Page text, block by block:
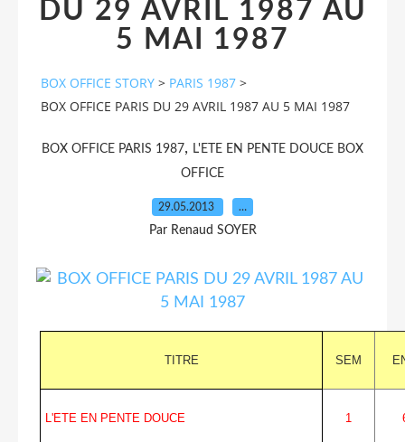
DU 29 AVRIL 1987 AU
5 MAI 1987
BOX OFFICE STORY > PARIS 1987 >
BOX OFFICE PARIS DU 29 AVRIL 1987 AU 5 MAI 1987
BOX OFFICE PARIS 1987,
L'ETE EN PENTE DOUCE BOX
OFFICE
29.05.2013 …
Par Renaud SOYER
TITRE SEM
L'ETE EN PENTE DOUCE 1